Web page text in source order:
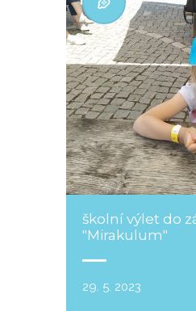
školní výlet do
"Mirakulum"
29. 5. 2023